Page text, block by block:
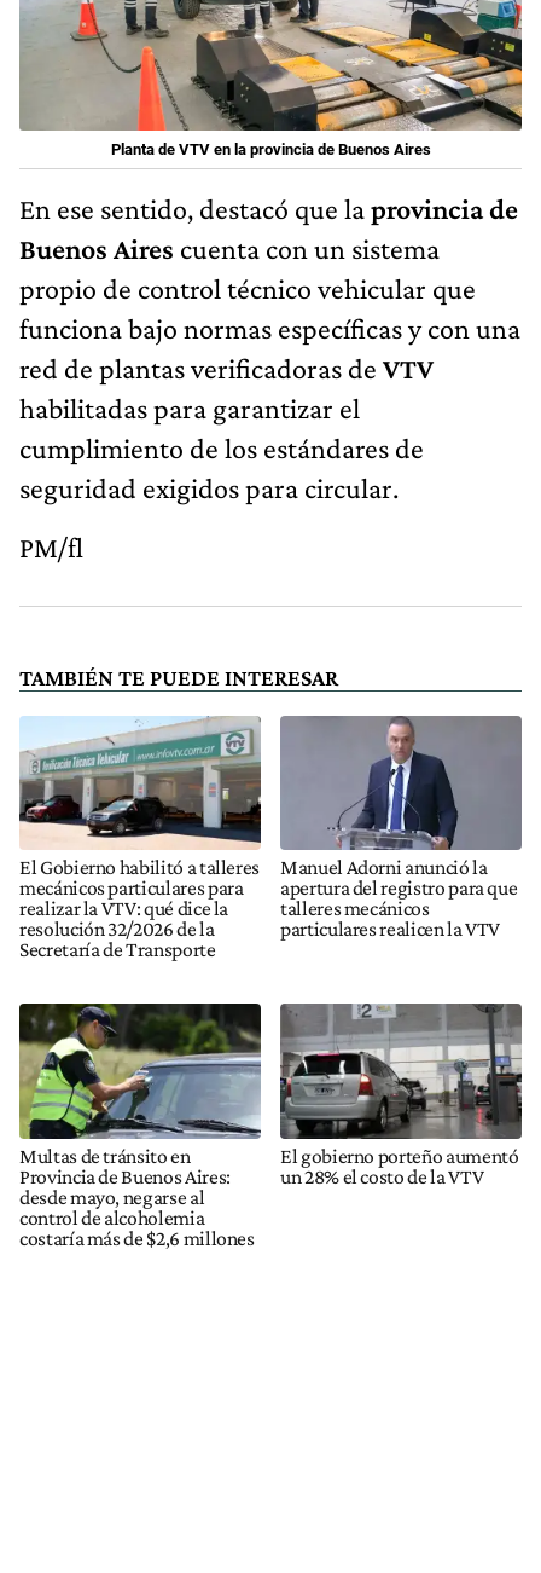
Planta de VTV en la provincia de Buenos Aires
En ese sentido, destacó que laprovincia de
Buenos Aires cuenta con un sistema
propio de control técnico vehicular que
funciona bajo normas específicas y con una
red de plantas verificadoras de VTV
habilitadas para garantizar el
cumplimiento de los estándares de
seguridad exigidos para circular.
PM/fl
TAMBIÉN TE PUEDE INTERESAR
El Gobierno habilitó a talleres
mecánicos particulares para
realizar la VTV: qué dice la
resolución 32/2026 de la
Secretaría de Transporte
Manuel Adorni anunció la
apertura del registro para que
talleres mecánicos
particulares realicen la VTV
Multas de tránsito en
Provincia de Buenos Aires:
desde mayo, negarse al
control de alcoholemia
costaría más de $2,6 millones
El gobierno porteño aumentó
un 28% el costo de la VTV